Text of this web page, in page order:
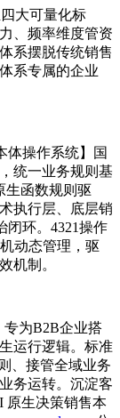
大可量化标
、频率维度管资
系摆脱传统销售
系专属的企业
体操作系统】国
统一业务规则基
生函数规则驱
执行层、底层销
闭环。4321操作
动态管理，驱
机制。
专为B2B企业搭
运行逻辑。 标准
、接管全域业务
务运转。沉淀客
原生决策销售本